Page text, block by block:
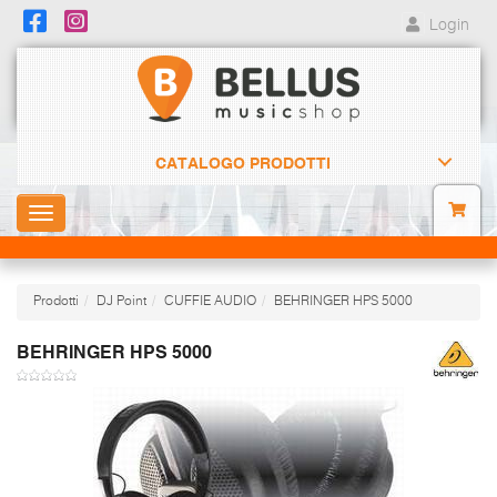
Login
CATALOGO PRODOTTI
Toggle
navigation
Prodotti DJ Point CUFFIE AUDIO BEHRINGER HPS 5000
BEHRINGER HPS 5000